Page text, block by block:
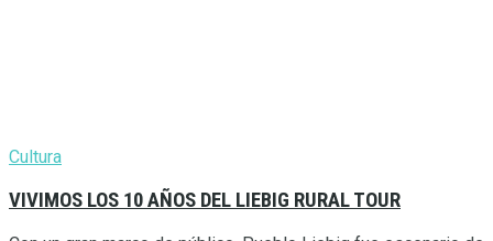
Cultura
VIVIMOS LOS 10 AÑOS DEL LIEBIG RURAL TOUR